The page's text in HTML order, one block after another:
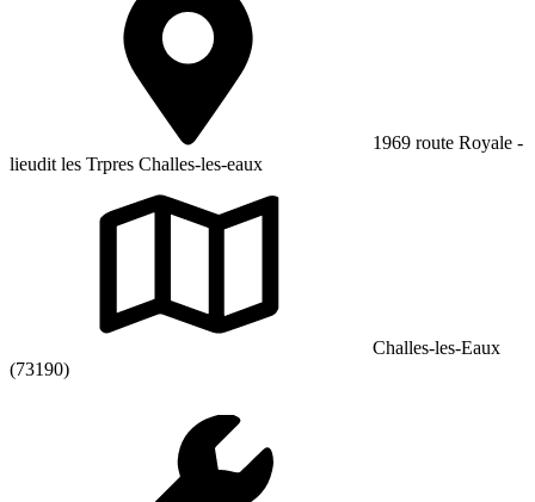
1969 route Royale -
lieudit les Trpres Challes-les-eaux
Challes-les-Eaux
(73190)